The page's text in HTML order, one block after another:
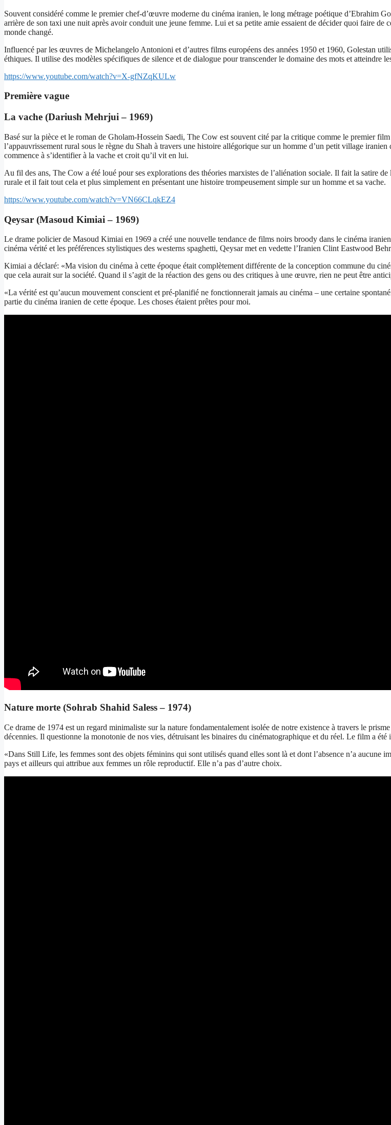
Souvent considéré comme le premier chef-d’œuvre moderne du cinéma iranien, le long métrage poétique d’Ebrahim
arrière de son taxi une nuit après avoir conduit une jeune femme. Lui et sa petite amie essaient de décider quoi faire
monde changé.
Influencé par les œuvres de Michelangelo Antonioni et d’autres films européens des années 1950 et 1960, Golestan
éthiques. Il utilise des modèles spécifiques de silence et de dialogue pour transcender le domaine des mots et atteindre
https://www.youtube.com/watch?v=X-gfNZqKULw
Première vague
La vache (Dariush Mehrjui – 1969)
Basé sur la pièce et le roman de Gholam-Hossein Saedi, The Cow est souvent cité par la critique comme le premier
l’appauvrissement rural sous le règne du Shah à travers une histoire allégorique sur un homme d’un petit village
commence à s’identifier à la vache et croit qu’il vit en lui.
Au fil des ans, The Cow a été loué pour ses explorations des théories marxistes de l’aliénation sociale. Il fait la satire
rurale et il fait tout cela et plus simplement en présentant une histoire trompeusement simple sur un homme et sa vache.
https://www.youtube.com/watch?v=VN66CLqkEZ4
Qeysar (Masoud Kimiai – 1969)
Le drame policier de Masoud Kimiai en 1969 a créé une nouvelle tendance de films noirs broody dans le cinéma
cinéma vérité et les préférences stylistiques des westerns spaghetti, Qeysar met en vedette l’Iranien Clint Eastwood
Kimiai a déclaré: «Ma vision du cinéma à cette époque était complètement différente de la conception commune du
que cela aurait sur la société. Quand il s’agit de la réaction des gens ou des critiques à une œuvre, rien ne peut être
«La vérité est qu’aucun mouvement conscient et pré-planifié ne fonctionnerait jamais au cinéma – une certaine
partie du cinéma iranien de cette époque. Les choses étaient prêtes pour moi.
Nature morte (Sohrab Shahid Saless – 1974)
Ce drame de 1974 est un regard minimaliste sur la nature fondamentalement isolée de notre existence à travers le
décennies. Il questionne la monotonie de nos vies, détruisant les binaires du cinématographique et du réel. Le film a
«Dans Still Life, les femmes sont des objets féminins qui sont utilisés quand elles sont là et dont l’absence n’a aucune
pays et ailleurs qui attribue aux femmes un rôle reproductif. Elle n’a pas d’autre choix.